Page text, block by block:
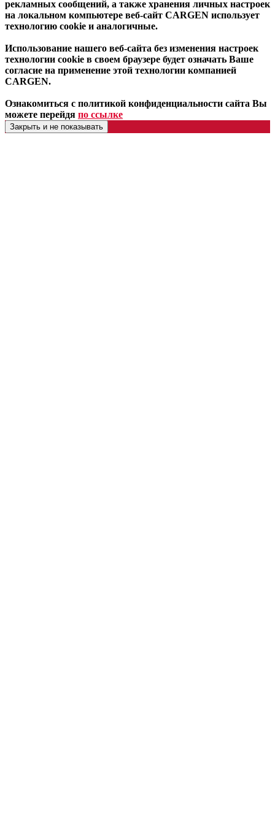
рекламных сообщений, а также хранения личных настроек
на локальном компьютере веб-сайт CARGEN использует
технологию cookie и аналогичные.
Использование нашего веб-сайта без изменения настроек
технологии cookie в своем браузере будет означать Ваше
согласие на применение этой технологии компанией
CARGEN.
Ознакомиться с политикой конфиденциальности сайта Вы
можете перейдя по ссылке
Закрыть и не показывать